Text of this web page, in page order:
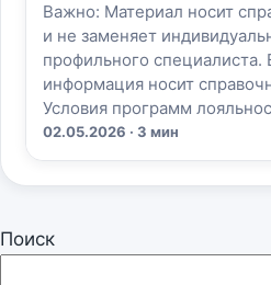
Важно: Материал носит
и не заменяет
профильного специалиста.
информация носит
Условия программ
02.05.2026 · 3 мин
Поиск